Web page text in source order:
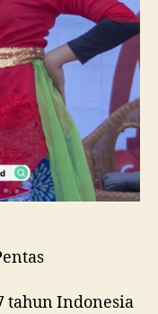
tahun Indonesia